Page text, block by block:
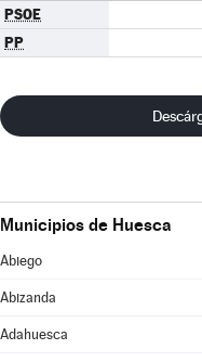
PSOE
PP
Municipios de Huesca
Abiego
Abizanda
Adahuesca